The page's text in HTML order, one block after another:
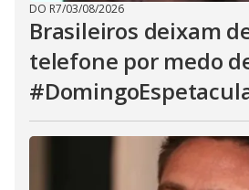
DO R7/03/08/2026
Brasileiros deixam
telefone por medo